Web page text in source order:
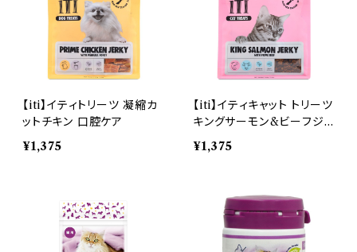
【iti】イティトリーツ 凝縮カ
ットチキン 口腔ケア
¥1,375
【iti】イティキャット トリーツ
キングサーモン&ビーフジャ
ーキー ビューティーケア
¥1,375